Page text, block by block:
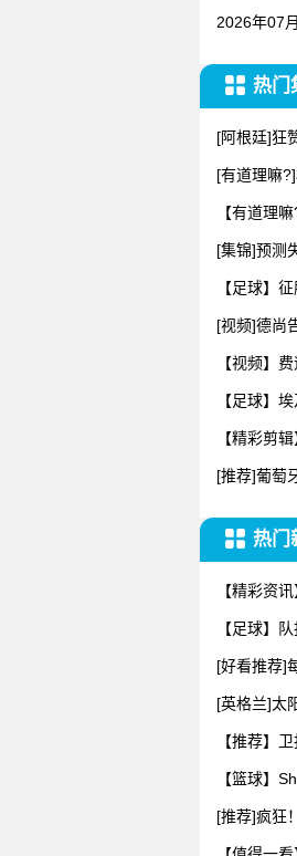
2026年07
热门
[阿根廷]狂
[有道理嘛
【有道理
[集锦]预测
【足球】
[视频]德尚
【视频】
【足球】
【精彩剪
[推荐]葡萄
热门
【精彩资
【足球】
[好看推荐]
[英格兰]太
【推荐】
【篮球】
[推荐]疯狂